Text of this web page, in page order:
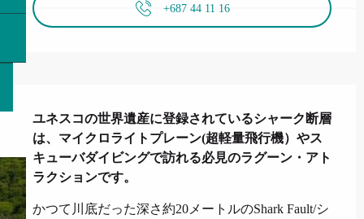
+687 44 11 16
ユネスコの世界遺産に登録されているシャーク断層
は、マイクロライトプレーン(超軽量飛行機）やス
キューバダイビングで訪れる必見のラグーン・アト
ラクションです。
かつて川底だった深さ約20メートルのShark Fault/シ